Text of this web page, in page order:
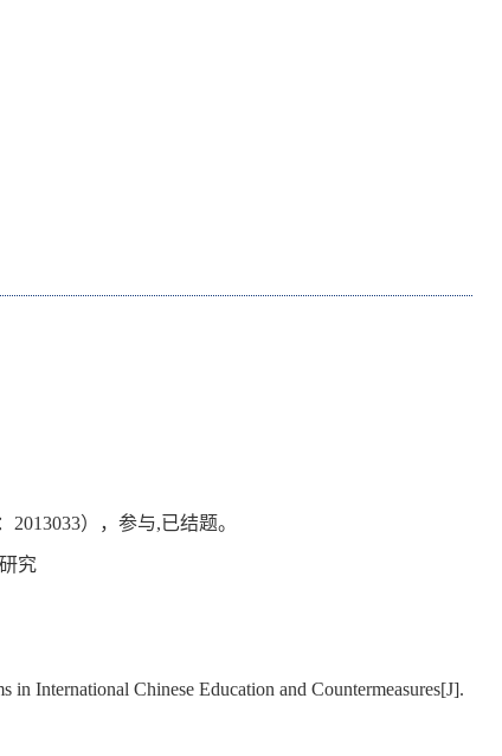
），参与,已结题。
究
International Chinese Education and Countermeasures[J].